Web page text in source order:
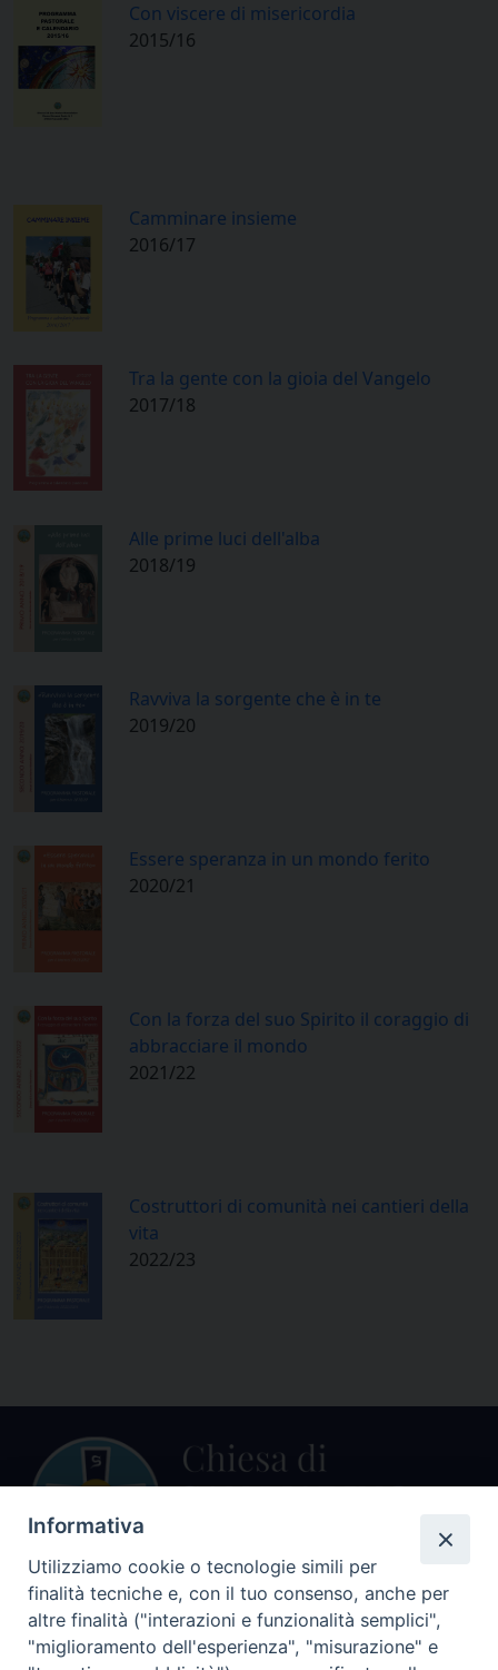
Con viscere di misericordia
2015/16
Camminare insieme
2016/17
Tra la gente con la gioia del Vangelo
2017/18
Alle prime luci dell'alba
2018/19
Ravviva la sorgente che è in te
2019/20
Essere speranza in un mondo ferito
2020/21
Con la forza del suo Spirito il coraggio di
abbracciare il mondo
2021/22
Costruttori di comunità nei cantieri della
vita
2022/23
Centralino Curia Vescovile
0541 913711
Informativa
Utilizziamo cookie o tecnologie simili per
finalità tecniche e, con il tuo consenso, anche per
altre finalità ("interazioni e funzionalità semplici",
"miglioramento dell'esperienza", "misurazione" e